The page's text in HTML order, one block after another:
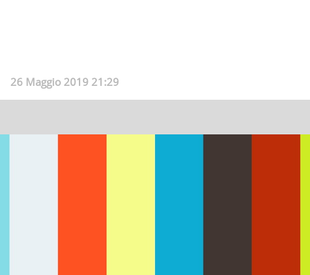
26 Maggio 2019 21:29